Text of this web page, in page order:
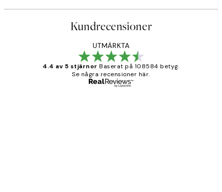
Kundrecensioner
UTMÄRKTA
4.4 av 5 stjärnor Baserat på 108584 betyg.
Se några recensioner här.